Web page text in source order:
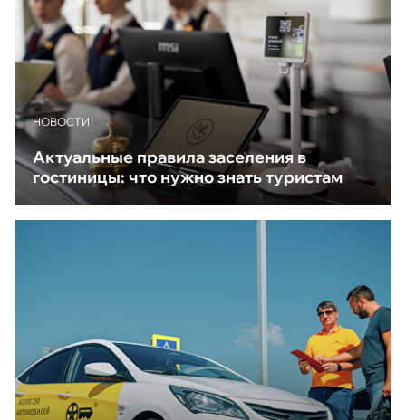
НОВОСТИ
Актуальные правила заселения в
гостиницы: что нужно знать туристам